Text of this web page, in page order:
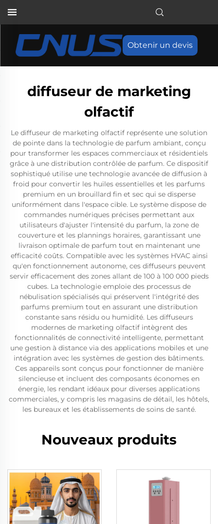
Obtenir un devis
diffuseur de marketing
olfactif
Le diffuseur de marketing olfactif représente une solution
de pointe dans la technologie de parfum ambiant, conçu
pour transformer les espaces commerciaux et résidentiels
grâce à une distribution contrôlée de parfum. Ce dispositif
sophistiqué utilise une technologie avancée de diffusion à
froid pour convertir les huiles essentielles et les parfums
premium en un brouillard fin et sec qui se disperse
uniformément dans l'espace cible. Le système dispose de
commandes numériques précises permettant aux
utilisateurs d'ajuster l'intensité du parfum, la zone de
couverture et les plannings horaires, garantissant une
livraison optimale de parfum tout en maintenant une
efficacité coûts. Compatible avec les systèmes HVAC ainsi
qu'en fonctionnement autonome, ces diffuseurs peuvent
servir efficacement des zones allant de 100 à 100 000 pieds
cubes. La technologie emploie des processus de
nébulisation spécialisés qui préservent l'intégrité des
parfums premium tout en assurant une distribution
constante sans résidu ou humidité. Les diffuseurs
modernes de marketing olfactif intègrent des
fonctionnalités de connectivité intelligente, permettant
une gestion à distance via des applications mobiles et une
intégration avec les systèmes de gestion des bâtiments.
Ces appareils sont conçus pour fonctionner de manière
silencieuse et incluent des composants économes en
énergie, les rendant idéaux pour diverses applications
commerciales, y compris les magasins de détail, les hôtels,
les bureaux et les établissements de soins de santé.
Nouveaux produits